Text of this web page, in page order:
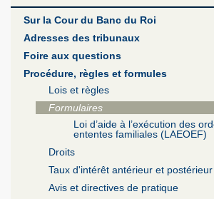
Sur la Cour du Banc du Roi
Adresses des tribunaux
Foire aux questions
Procédure, règles et formules
Lois et règles
Formulaires
Loi d’aide à l’exécution des
ententes familiales (LAEOEF)
Droits
Taux d'intérêt antérieur et
Avis et directives de pratique